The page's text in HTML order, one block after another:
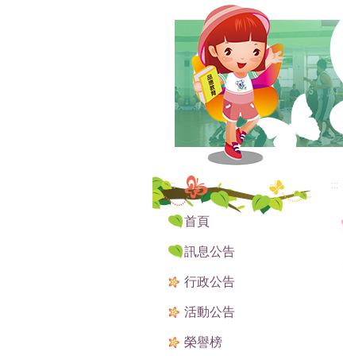
:::
首頁
訊息公告
行政公告
活動公告
榮譽榜
:::